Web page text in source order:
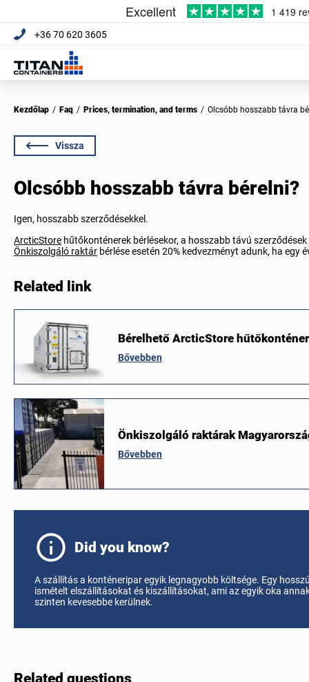
+36 70 620 3605
Kezdőlap / Faq / Prices, termination, and terms / Olcsóbb hosszabb távra
Vissza
Olcsóbb hosszabb távra bérelni?
Igen, hosszabb szerződésekkel.
ArcticStore hűtőkonténerek bérlésekor, a hosszabb távú
Önkiszolgáló raktár bérlése esetén 20% kedvezményt adunk, ha egy
Related link
Bérelhető ArcticStore hűtőkonténer
Bővebben
Önkiszolgáló raktárak
Bővebben
Did you know?
A szállítás a konténeripar egyik legnagyobb költsége. Egy
ismételt elszállításokat és kiszállításokat, ami az egyik oka
szinten kevesebbe kerülnek.